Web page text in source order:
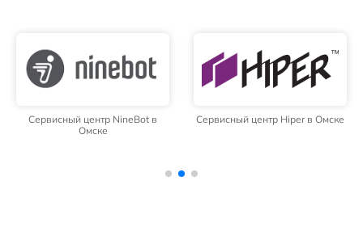
Сервисный центр NineBot в
Омске
Сервисный центр Hiper в Омске